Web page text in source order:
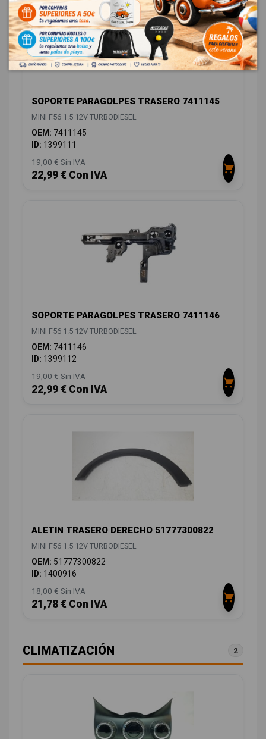
SOPORTE PARAGOLPES TRASERO 7411145
MINI F56 1.5 12V TURBODIESEL
OEM: 7411145
ID: 1399111
19,00 € Sin IVA
22,99 € Con IVA
SOPORTE PARAGOLPES TRASERO 7411146
MINI F56 1.5 12V TURBODIESEL
OEM: 7411146
ID: 1399112
19,00 € Sin IVA
22,99 € Con IVA
ALETIN TRASERO DERECHO 51777300822
MINI F56 1.5 12V TURBODIESEL
OEM: 51777300822
ID: 1400916
18,00 € Sin IVA
21,78 € Con IVA
CLIMATIZACIÓN 2